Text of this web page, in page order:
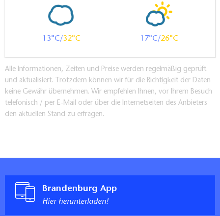
13 32 17 26
Alle Informationen, Zeiten und Preise werden regelmäßig geprüft
und aktualisiert. Trotzdem können wir für die Richtigkeit der Daten
keine Gewähr übernehmen. Wir empfehlen Ihnen, vor Ihrem Besuch
telefonisch / per E-Mail oder über die Internetseiten des Anbieters
den aktuellen Stand zu erfragen.
Brandenburg App
Hier herunterladen!